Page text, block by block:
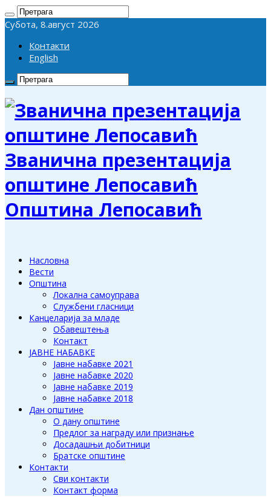
Субота, 8.август 2026
Контакти
English
Званична презентација
општине Лепосавић
Општина Лепосавић
Насловна
Вести
Општина
Локална самоуправа
Службени гласници
Канцеларија за младе
Обавештења
Контакт
ЈАВНЕ НАБАВКЕ
Јавне набавке 2021
Јавне набавке 2020
Јавне набавке 2019
Јавне набавке 2018
Дан општине
О дану општине
Предлог за награду или признање
Досадашњи добитници
Братске општине
Контакти
Сви контакти
Контакт форма